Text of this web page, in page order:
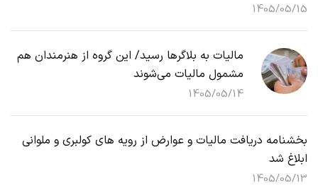
1405/05/15
مالیات به بلاگرها رسید/ این گروه از هنرمندان هم
مشمول مالیات می‌شوند
1405/05/14
بخشنامه دریافت مالیات و عوارض از رویه های کولبری و ملوانی
ابلاغ شد
1405/05/13